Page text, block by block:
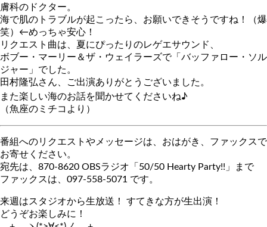
膚科のドクター。
海で肌のトラブルが起こったら、お願いできそうですね！（爆
笑）←めっちゃ安心！
リクエスト曲は、夏にぴったりのレゲエサウンド、
ボブー・マーリー＆ザ・ウェイラーズで「バッファロー・ソル
ジャー」でした。
田村隆弘さん、ご出演ありがとうございました。
また楽しい海のお話を聞かせてくださいね♪
（魚座のミチコより）
番組へのリクエストやメッセージは、おはがき、ファックスで
お寄せください。
宛先は、870-8620 OBSラジオ「50/50 Hearty Party!!」まで
ファックスは、097-558-5071 です。
来週はスタジオから生放送！ すてきな方が生出演！
どうぞお楽しみに！